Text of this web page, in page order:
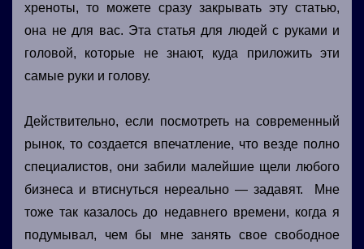
хреноты, то можете сразу закрывать эту статью,
она не для вас. Эта статья для людей с руками и
головой, которые не знают, куда приложить эти
самые руки и голову.
Действительно, если посмотреть на современный
рынок, то создается впечатление, что везде полно
специалистов, они забили малейшие щели любого
бизнеса и втиснуться нереально — задавят. Мне
тоже так казалось до недавнего времени, когда я
подумывал, чем бы мне занять свое свободное